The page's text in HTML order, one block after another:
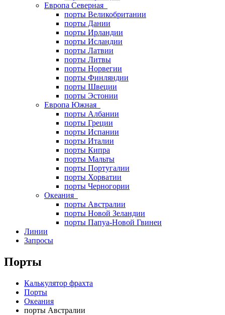
Европа Северная
порты Великобритании
порты Дании
порты Ирландии
порты Исландии
порты Латвии
порты Литвы
порты Норвегии
порты Финляндии
порты Швеции
порты Эстонии
Европа Южная
порты Албании
порты Греции
порты Испании
порты Италии
порты Кипра
порты Мальты
порты Португалии
порты Хорватии
порты Черногории
Океания
порты Австралии
порты Новой Зеландии
порты Папуа-Новой Гвинеи
Линии
Запросы
Порты
Калькулятор фрахта
Порты
Океания
порты Австралии